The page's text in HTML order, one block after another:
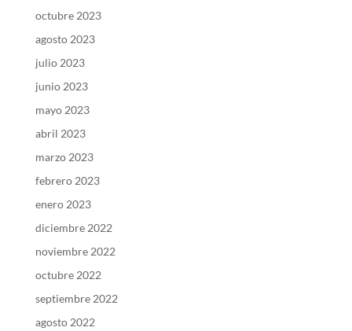
octubre 2023
agosto 2023
julio 2023
junio 2023
mayo 2023
abril 2023
marzo 2023
febrero 2023
enero 2023
diciembre 2022
noviembre 2022
octubre 2022
septiembre 2022
agosto 2022